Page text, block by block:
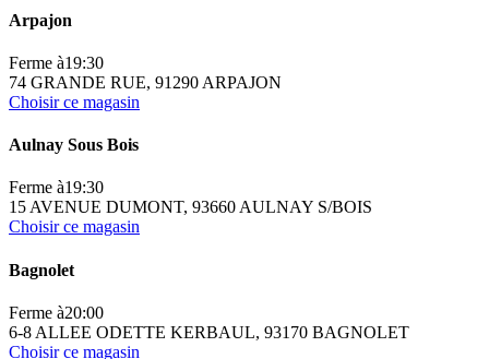
Arpajon
Ferme à19:30
74 GRANDE RUE, 91290 ARPAJON
Choisir ce magasin
Aulnay Sous Bois
Ferme à19:30
15 AVENUE DUMONT, 93660 AULNAY S/BOIS
Choisir ce magasin
Bagnolet
Ferme à20:00
6-8 ALLEE ODETTE KERBAUL, 93170 BAGNOLET
Choisir ce magasin